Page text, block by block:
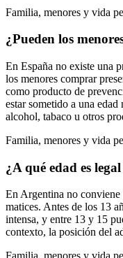
Familia, menores y vida
¿Pueden los
En España no existe una
los menores comprar
como producto de
estar sometido a una
alcohol, tabaco u otros
Familia, menores y vida
¿A qué edad es
En Argentina no conviene
matices. Antes de los 13
intensa, y entre 13 y 15
contexto, la posición del